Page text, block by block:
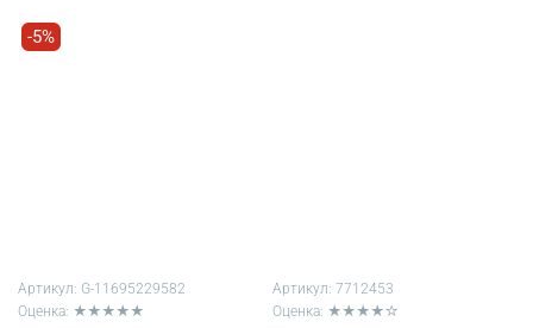
-5%
Артикул: G-11695229582
Оценка: ★★★★★
Артикул: 7712453
Оценка: ★★★★☆